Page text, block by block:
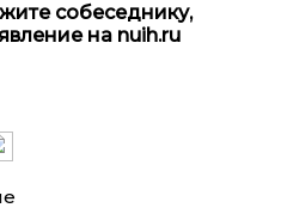
в наличии 520х75х25мм . ..
собеседнику,
на nuih.ru